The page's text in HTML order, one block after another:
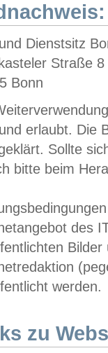
Dienstsitz
Straße 8
Bonn
erlaubt. Die
Sollte
bitte beim
des
werden.
zu